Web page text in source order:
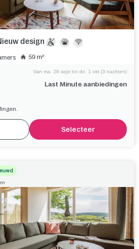
design
59 m²
Last Minute aanbiedingen
Van ma. 28 sept tot do. 1 okt (3 nachten)
Selecteer